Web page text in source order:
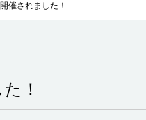
催されました！
！